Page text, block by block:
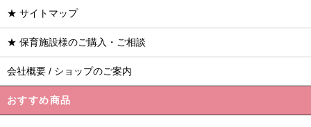
★ サイトマップ
★ 保育施設様のご購入・ご相談
会社概要 / ショップのご案内
おすすめ商品